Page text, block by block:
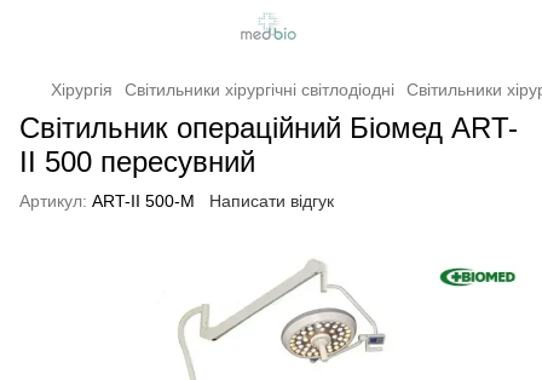
Хірургія Світильники хірургічні світлодіодні Світильники
Світильник операційний Біомед ART-
II 500 пересувний
Артикул: ART-II 500-M Написати відгук